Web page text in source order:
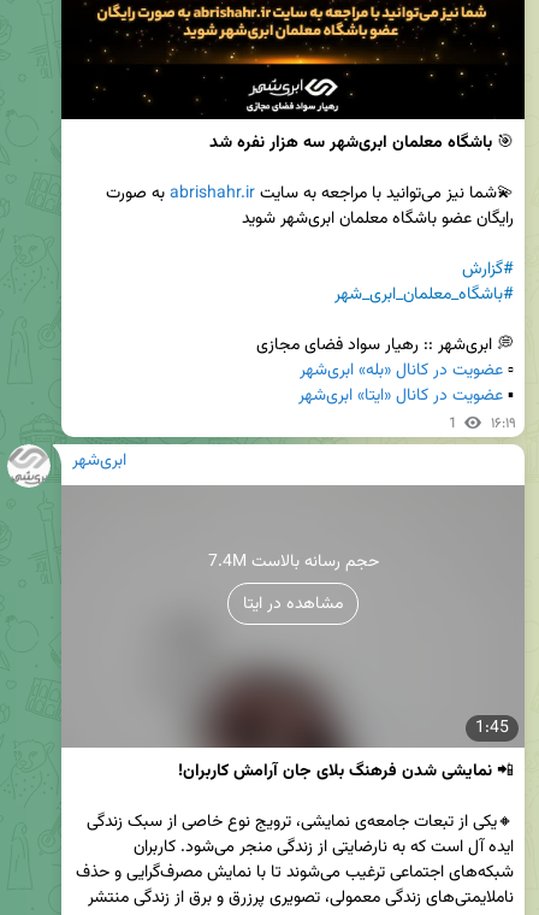
🎯 باشگاه معلمان ابری‌شهر سه هزار نفره شد
💫شما نیز می‌توانید با مراجعه به سایت
abrishahr.ir
#گزارش
#باشگاه_معلمان_ابری_شهر
▫️ عضویت در کانال «بله» ابری‌شهر
▪️ عضویت در کانال «ایتا» ابری‌شهر
1 ۱۶:۱۹
ابری‌شهر
1:45
7.4M حجم رسانه بالاست
مشاهده در ایتا
📲 نمایشی شدن فرهنگ بلای جان آرامش کاربران!